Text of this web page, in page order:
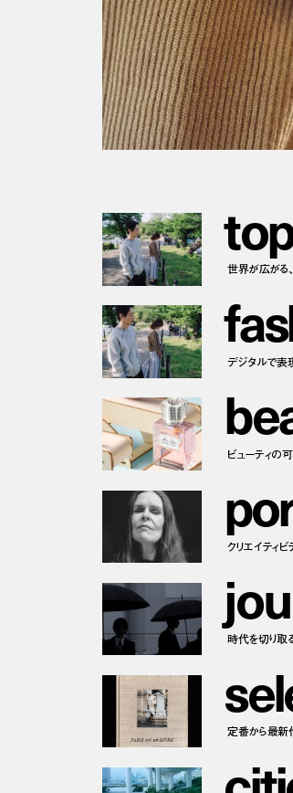
prev
to
世界が広がる
fas
デジタルで表
be
ビューティの
po
クリエイティ
jou
時代を切り取
sel
定番から最新